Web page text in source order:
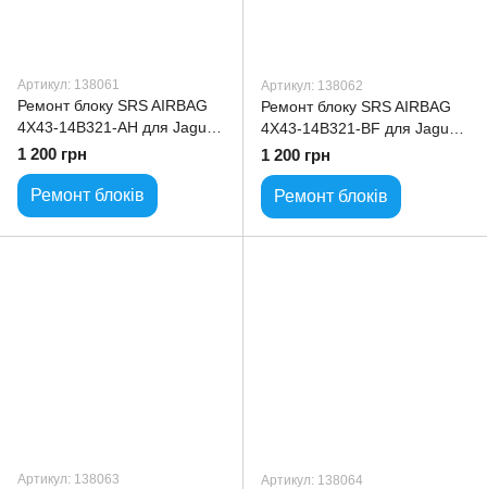
Артикул: 138061
Ремонт блоку SRS AIRBAG
4X43-14B321-AH для Jaguar
X-Type
1 200 грн
Ремонт блоків
Артикул: 138062
Ремонт блоку SRS AIRBAG
4X43-14B321-BF для Jaguar
X-Type
1 200 грн
Ремонт блоків
Артикул: 138063 Артикул: 138064